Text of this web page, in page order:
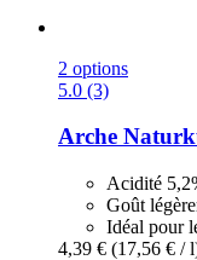
2 options
5.0 (3)
Arche
Acidité
Goût
Idéal pour
4,39 € (17,56 € /